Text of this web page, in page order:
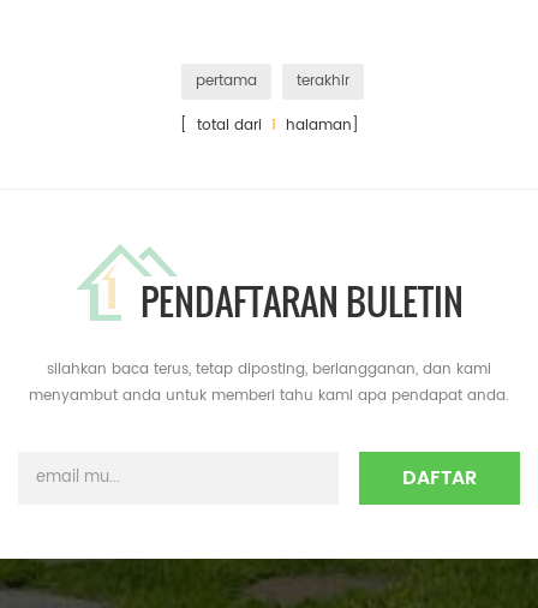
pertama
terakhir
[ total dari 1 halaman]
PENDAFTARAN BULETIN
silahkan baca terus, tetap diposting, berlangganan, dan kami
menyambut anda untuk memberi tahu kami apa pendapat anda.